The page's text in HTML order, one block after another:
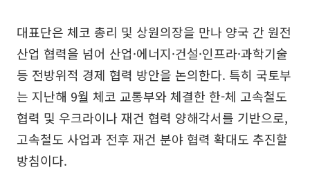
대표단은 체코 총리 및 상원의장을 만나 양국 간 원전
산업 협력을 넘어 산업·에너지·건설·인프라·과학기술
등 전방위적 경제 협력 방안을 논의한다. 특히 국토부
는 지난해 9월 체코 교통부와 체결한 한-체 고속철도
협력 및 우크라이나 재건 협력 양해각서를 기반으로,
고속철도 사업과 전후 재건 분야 협력 확대도 추진할
방침이다.